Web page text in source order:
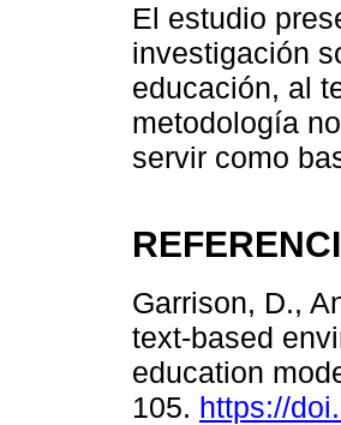
El estudio
investigación
educación, al
metodología
servir como
Garrison, D.,
text-based
education
105. https://